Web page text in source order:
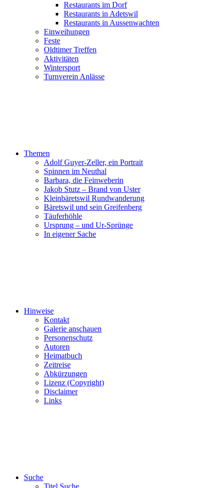
Restaurants im Dorf
Restaurants in Adetswil
Restaurants in Aussenwachten
Einweihungen
Feste
Oldtimer Treffen
Aktivitäten
Wintersport
Turnverein Anlässe
Themen
Adolf Guyer-Zeller, ein Portrait
Spinnen im Neuthal
Barbara, die Feinweberin
Jakob Stutz – Brand von Uster
Kleinbäretswil Rundwanderung
Bäretswil und sein Greifenberg
Täuferhöhle
Ursprung – und Ur-Sprünge
In eigener Sache
Hinweise
Kontakt
Galerie anschauen
Personenschutz
Autoren
Heimatbuch
Zeitreise
Abkürzungen
Lizenz (Copyright)
Disclaimer
Links
Suche
Titel Suche